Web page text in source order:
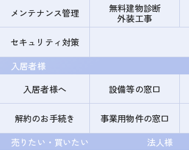
メンテナンス管理
無料建物診断
外装工事
セキュリティ対策
入居者様
入居者様へ
設備等の窓口
解約のお手続き
事業用物件の窓口
売りたい・買いたい
法人様